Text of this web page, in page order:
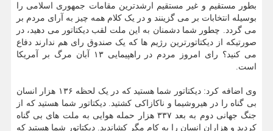
بطور مستقیم و غیر مستقیم ارشدترین مقامات جمهوری اسلامی را
بوسیله انتخابات بر می گزینند و در یک کلام همه چیز به آرای مردم بر
می گردد. چطور شما دشمنان به این ملت لقب دیکتاتور می دهید، در
صورتیکه از دیکتاتورترین رژیم ها که یک صندوق رای هم ندارند دفاع
می کنید؟ رای امروز مردم در راهپیمایی ۱۳ آبان مرگ بر آمریکا
است.
وی اضافه کرد: دیکتاتور شما هستید که در یک لحظه ۱۳۶ هزار انسان
بی گناه را در هیروشیما و ناکازاکی کشتید. دیکتاتور شما هستید که از
جنگ جهانی دوم به بعد ۳۳۷ هزار حمله هوایی به ملت های بی گناه
کردید و هزاران انسان را به کام مگر کشاندید. دیکتاتور شما هستید که